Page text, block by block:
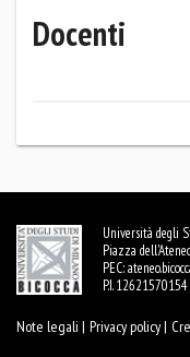
Docenti
Università degli
Piazza
PEC:
P.I.
Note legali | Privacy policy |